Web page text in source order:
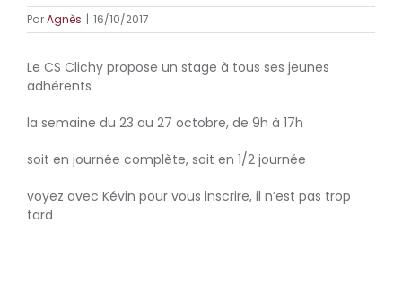
ParAgnès | 16/10/2017
Le CS Clichy propose un stage à tous ses jeunes
adhérents
la semaine du 23 au 27 octobre, de 9h à 17h
soit en journée complète, soit en 1/2 journée
voyez avec Kévin pour vous inscrire, il n’est pas trop
tard